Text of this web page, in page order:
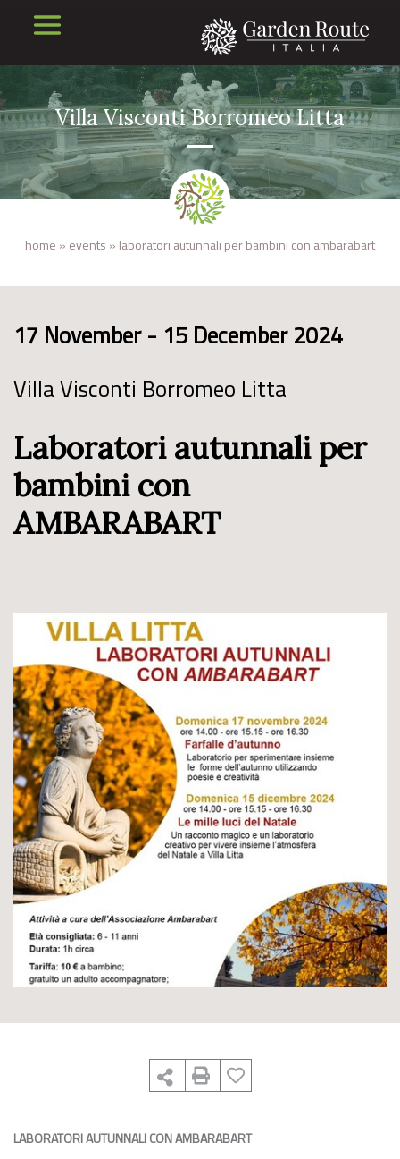
Villa Visconti Borromeo Litta
home » events » laboratori autunnali per bambini con ambarabart
17 November - 15 December 2024
Villa Visconti Borromeo Litta
Laboratori autunnali per
bambini con
AMBARABART
LABORATORI AUTUNNALI CON AMBARABART